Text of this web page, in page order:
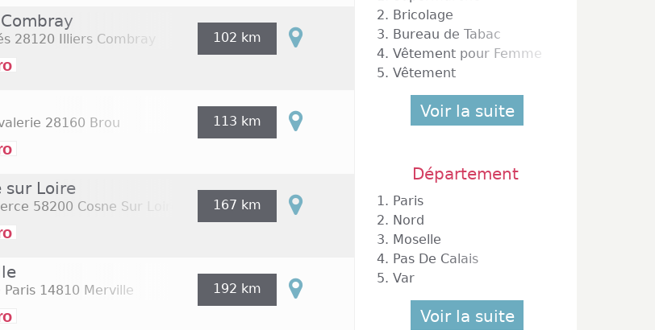
28120 Illiers Combray 102 km
28160 Brou 113 km
sur Loire
58200 Cosne Sur Loire 167 km
Paris 14810 Merville 192 km
2. Bricolage
3. Bureau de Tabac
4. Vêtement pour Femme
5. Vêtement
Voir la suite
Département
1. Paris
2. Nord
3. Moselle
4. Pas De Calais
5. Var
Voir la suite